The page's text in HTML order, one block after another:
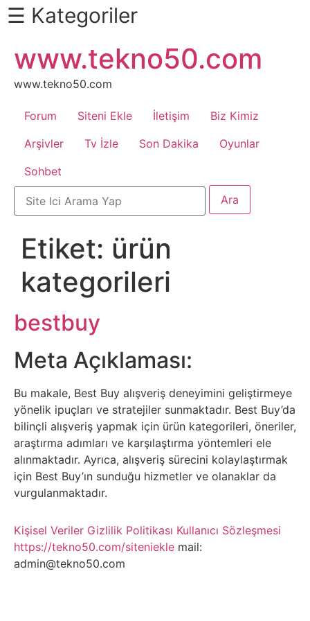
Daha
Fazlası
İçin
Kaydır
Android
Apk
Arabalar
Bankacılık
İşlemleri
Belgesel
Bilgi
Bilgisayar
Bilim
Bitcoin
Bitkiler
Çizgi
Film
☰ Kategoriler
atla
www.tekno50.com
www.tekno50.com
Forum Siteni Ekle İletişim
Biz Kimiz
Arşivler
Tv İzle Son Dakika
Oyunlar
Sohbet
Etiket: ürün
kategorileri
bestbuy
Meta Açıklaması:
Bu makale, Best Buy alışveriş deneyimini geliştirmeye
yönelik ipuçları ve stratejiler sunmaktadır. Best Buy’da
bilinçli alışveriş yapmak için ürün kategorileri, öneriler,
araştırma adımları ve karşılaştırma yöntemleri ele
alınmaktadır. Ayrıca, alışveriş sürecini kolaylaştırmak
için Best Buy’ın sunduğu hizmetler ve olanaklar da
vurgulanmaktadır.
Kişisel Veriler Gizlilik Politikası Kullanıcı Sözleşmesi
https://tekno50.com/siteniekle mail:
admin@tekno50.com